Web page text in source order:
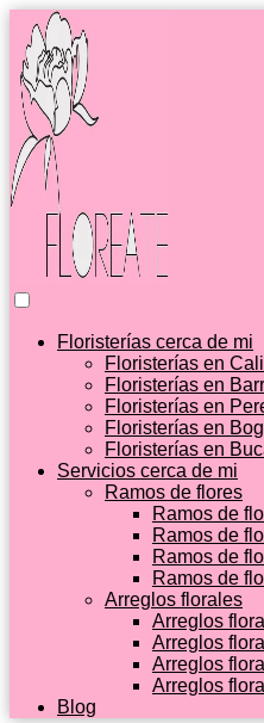
Floristerías cerca de mi
Floristerías en Cali
Floristerías en
Floristerías en
Floristerías en
Floristerías en
Servicios cerca de mi
Ramos de flores
Ramos de
Ramos de
Ramos de
Ramos de
Arreglos florales
Arreglos
Arreglos
Arreglos
Arreglos
Blog